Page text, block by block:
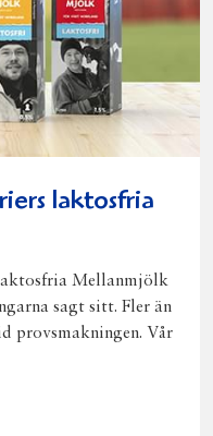
laktosfria
Mellanmjölk
sagt sitt. Fler än
provsmakningen. Vår